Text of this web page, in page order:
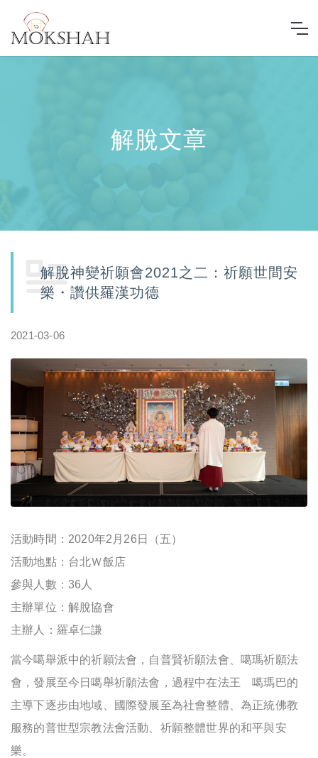
解脫文章
解脫神變祈願會2021之二：祈願世間安
樂・讚供羅漢功德
2021-03-06
活動時間：2020年2月26日（五）
活動地點：台北Ｗ飯店
參與人數：36人
主辦單位：解脫協會
主辦人：羅卓仁謙
當今噶舉派中的祈願法會，自普賢祈願法會、噶瑪祈願法
會，發展至今日噶舉祈願法會，過程中在法王 噶瑪巴的
主導下逐步由地域、國際發展至為社會整體、為正統佛教
服務的普世型宗教法會活動、祈願整體世界的和平與安
樂。